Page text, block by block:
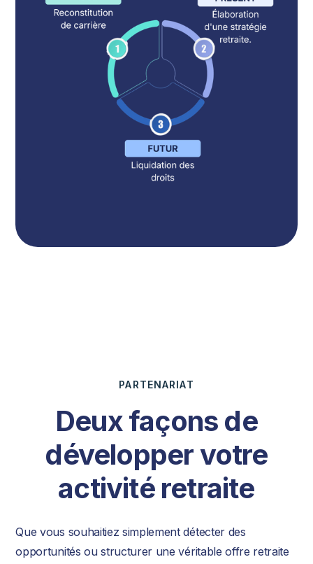
PARTENARIAT
Deux façons de
développer votre
activité retraite
Que vous souhaitiez simplement détecter des
opportunités ou structurer une véritable offre retraite